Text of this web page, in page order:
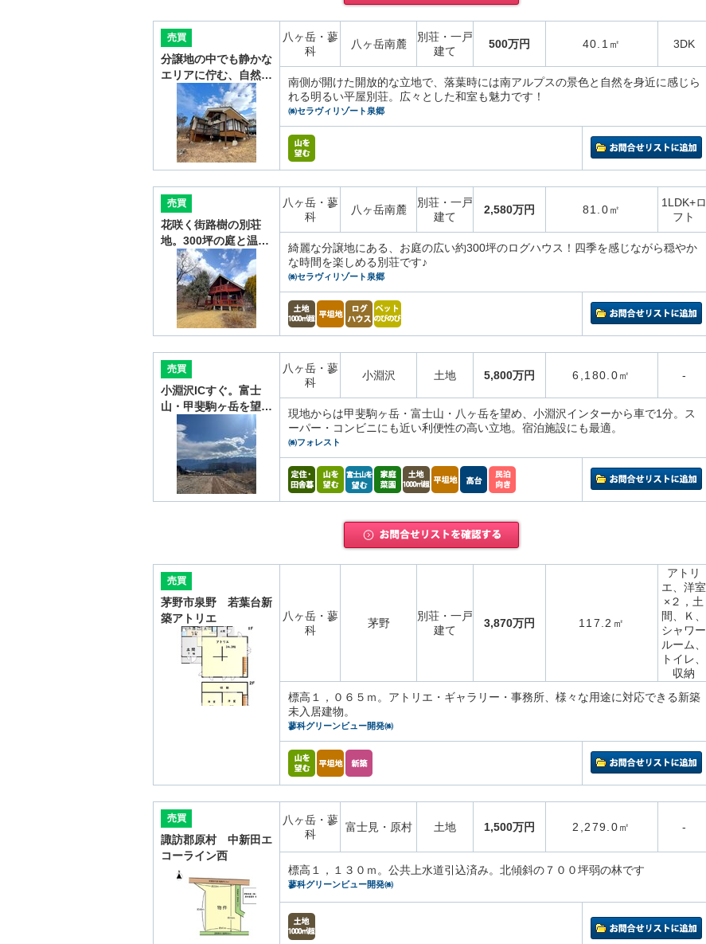
売買
分譲地の中でも静かな
エリアに佇む、自然…
八ヶ岳・蓼
科
八ヶ岳南麓
別荘・一戸
建て
500万円 40.1㎡ 3DK
南側が開けた開放的な立地で、落葉時には南アルプスの景色と自然を身近に感じら
れる明るい平屋別荘。広々とした和室も魅力です！
㈱セラヴィリゾート泉郷
売買
花咲く街路樹の別荘
地。300坪の庭と温…
八ヶ岳・蓼
科
八ヶ岳南麓
別荘・一戸
建て
2,580万円 81.0㎡
1LDK+ロ
フト
綺麗な分譲地にある、お庭の広い約300坪のログハウス！四季を感じながら穏やか
な時間を楽しめる別荘です♪
㈱セラヴィリゾート泉郷
売買
小淵沢ICすぐ。富士
山・甲斐駒ヶ岳を望…
八ヶ岳・蓼
科
小淵沢 土地 5,800万円 6,180.0㎡ -
現地からは甲斐駒ヶ岳・富士山・八ヶ岳を望め、小淵沢インターから車で1分。ス
ーパー・コンビニにも近い利便性の高い立地。宿泊施設にも最適。
㈱フォレスト
売買
茅野市泉野 若葉台新
築アトリエ
八ヶ岳・蓼
科
茅野
別荘・一戸
建て
3,870万円 117.2㎡
アトリ
エ、洋室
×２，土
間、Ｋ、
シャワー
ルーム、
トイレ、
収納
標高１，０６５ｍ。アトリエ・ギャラリー・事務所、様々な用途に対応できる新築
未入居建物。
蓼科グリーンビュー開発㈱
売買
諏訪郡原村 中新田エ
コーライン西
八ヶ岳・蓼
科
富士見・原村 土地 1,500万円 2,279.0㎡ -
標高１，１３０ｍ。公共上水道引込済み。北傾斜の７００坪弱の林です
蓼科グリーンビュー開発㈱